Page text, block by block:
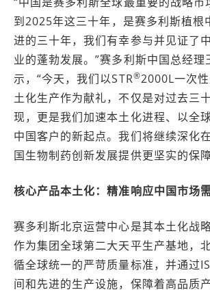
到2025年这三十年，是赛多利斯植根
进的三十年，我们有幸参与并见证了
业的蓬勃发展。”赛多利斯中国总经理
示，“今天，我们以STR®2000L一次
土化生产作为献礼，不仅是对过去三
现，更是我们加速本土化进程、以全
中国客户的新起点。我们将继续深化
国生物制药创新发展提供更坚实的保
核心产品本土化：精准响应中国市场
赛多利斯北京运营中心是其本土化战
作为集团全球第二大天平生产基地，
循全球统一的严苛质量标准，并通过
间和先进的生产设施，保障着高品质